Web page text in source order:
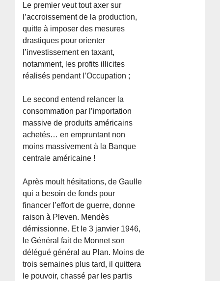
Le premier veut tout axer sur
l’accroissement de la production,
quitte à imposer des mesures
drastiques pour orienter
l’investissement en taxant,
notamment, les profits illicites
réalisés pendant l’Occupation ;
Le second entend relancer la
consommation par l’importation
massive de produits américains
achetés… en empruntant non
moins massivement à la Banque
centrale américaine !
Après moult hésitations, de Gaulle
qui a besoin de fonds pour
financer l’effort de guerre, donne
raison à Pleven. Mendès
démissionne. Et le 3 janvier 1946,
le Général fait de Monnet son
délégué général au Plan. Moins de
trois semaines plus tard, il quittera
le pouvoir, chassé par les partis